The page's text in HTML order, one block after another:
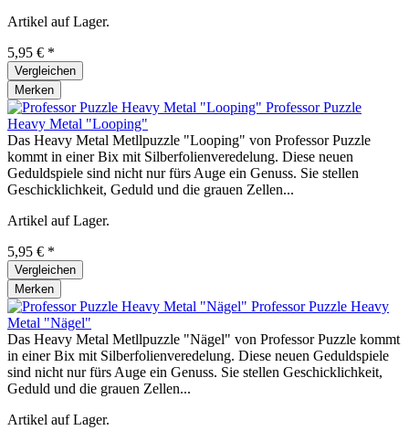
Artikel auf Lager.
5,95 € *
Vergleichen
Merken
Professor Puzzle
Heavy Metal "Looping"
Das Heavy Metal Metllpuzzle "Looping" von Professor Puzzle
kommt in einer Bix mit Silberfolienveredelung. Diese neuen
Geduldspiele sind nicht nur fürs Auge ein Genuss. Sie stellen
Geschicklichkeit, Geduld und die grauen Zellen...
Artikel auf Lager.
5,95 € *
Vergleichen
Merken
Professor Puzzle Heavy
Metal "Nägel"
Das Heavy Metal Metllpuzzle "Nägel" von Professor Puzzle kommt
in einer Bix mit Silberfolienveredelung. Diese neuen Geduldspiele
sind nicht nur fürs Auge ein Genuss. Sie stellen Geschicklichkeit,
Geduld und die grauen Zellen...
Artikel auf Lager.